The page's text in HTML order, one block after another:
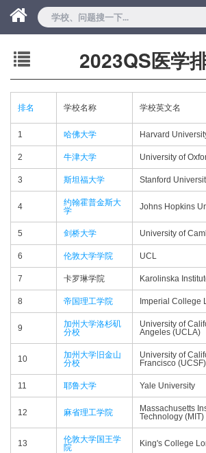
2023QS医学
排名 学校名称 学校英文名
1 哈佛大学 Harvard
2 牛津大学 University of
3 斯坦福大学 Stanford
4
约翰霍普金斯大
学
Johns Hopkins
5 剑桥大学 University of
6 伦敦大学学院 UCL
7 卡罗琳学院 Karolinska
8 帝国理工学院 Imperial College
9
加州大学洛杉矶
分校
University of
Angeles (UCLA)
10
加州大学旧金山
分校
University of
Francisco (UCSF)
11 耶鲁大学 Yale University
12 麻省理工学院
Massachusetts
Technology (MIT)
13
伦敦大学国王学
院
King's College